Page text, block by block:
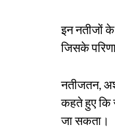
इन नतीजों
जिसके
नतीजतन,
कहते हुए कि
जा सकता।